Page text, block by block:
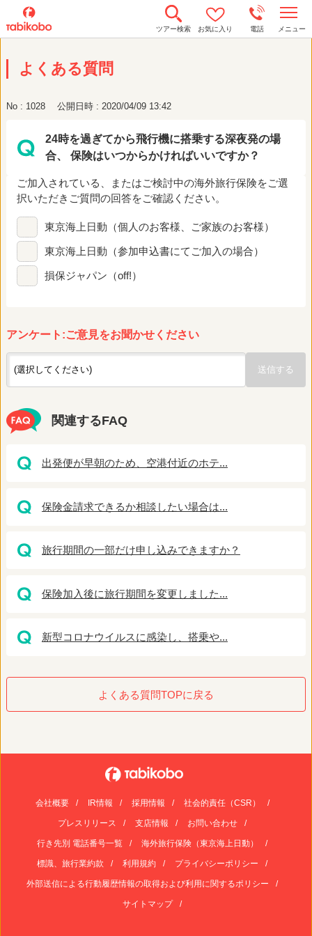
ツアー検索 お気に入り 電話 メニュー
o
よくある質問
No : 1028 公開日時 : 2020/04/09 13:42
24時を過ぎてから飛行機に搭乗する深夜発の場
合、 保険はいつからかければいいですか？
ご加入されている、またはご検討中の海外旅行保険をご選
択いただきご質問の回答をご確認ください。
東京海上日動（個人のお客様、ご家族のお客様）
東京海上日動（参加申込書にてご加入の場合）
損保ジャパン（off!）
アンケート:ご意見をお聞かせください
関連するFAQ
出発便が早朝のため、空港付近のホテ...
保険金請求できるか相談したい場合は...
旅行期間の一部だけ申し込みできますか？
保険加入後に旅行期間を変更しました...
新型コロナウイルスに感染し、搭乗や...
よくある質問TOPに戻る
会社概要 IR情報 採用情報 社会的責任（CSR）
プレスリリース 支店情報 お問い合わせ
行き先別 電話番号一覧 海外旅行保険（東京海上日動）
標識、旅行業約款 利用規約 プライバシーポリシー
外部送信による行動履歴情報の取得および利用に関するポリシー
サイトマップ